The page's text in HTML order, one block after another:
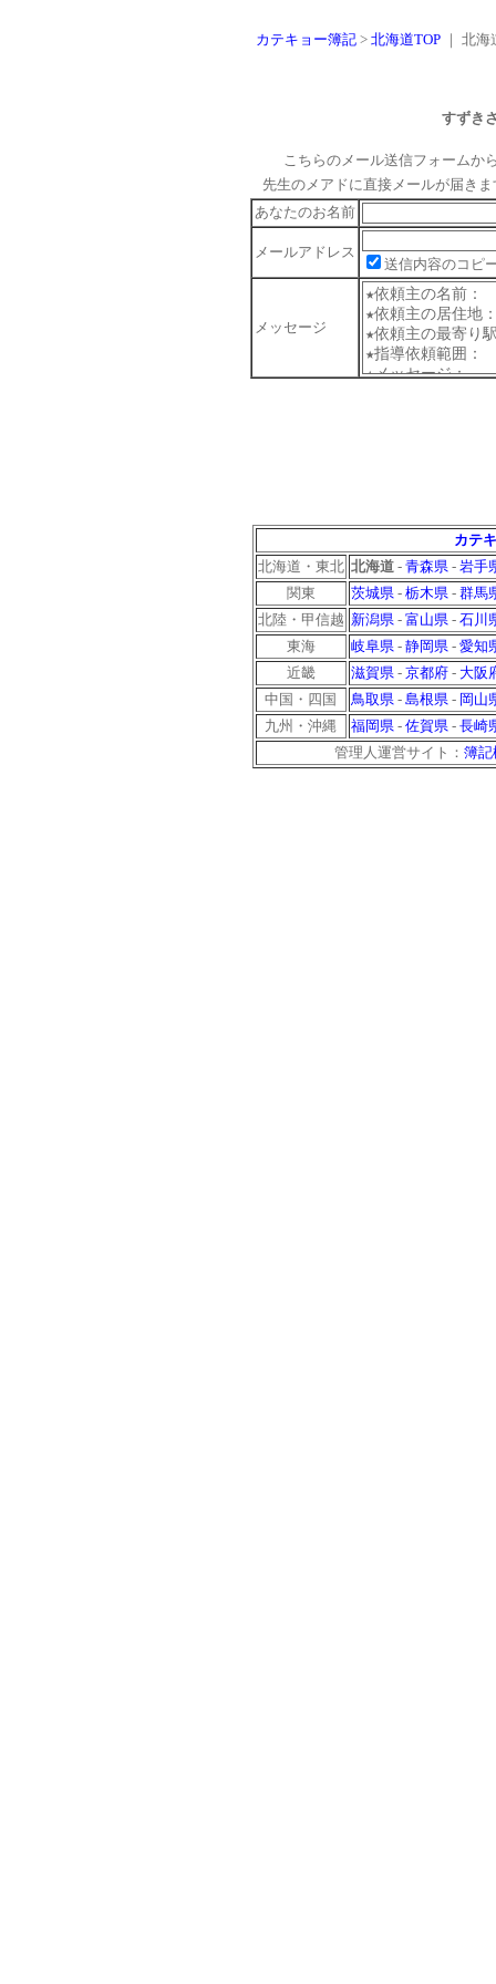
カテキョー簿記> 北海道TOP｜ 北海
すずき
こちらのメール送信フォームか
先生のメアドに直接メールが届き
あなたのお名前
メールアドレス
送信内容のコピ
メッセージ
カテ
北海道・東北 北海道- 青森県- 岩手
関東
茨城県- 栃木県- 群馬
北陸・甲信越 新潟県- 富山県- 石川
東海
岐阜県- 静岡県- 愛知
近畿
滋賀県- 京都府- 大阪
中国・四国
鳥取県- 島根県- 岡山
九州・沖縄
福岡県- 佐賀県- 長崎
管理人運営サイト： 簿記